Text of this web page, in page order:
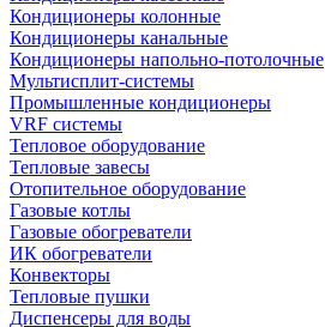
Кондиционеры колонные
Кондиционеры канальные
Кондиционеры напольно-потолочные
Мультисплит-системы
Промышленные кондиционеры
VRF системы
Тепловое оборудование
Тепловые завесы
Отопительное оборудование
Газовые котлы
Газовые обогреватели
ИК обогреватели
Конвекторы
Тепловые пушки
Диспенсеры для воды